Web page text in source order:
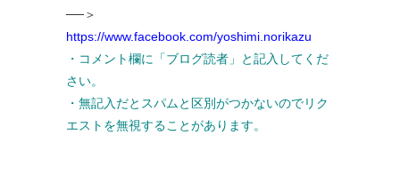
──＞
https://www.facebook.com/yoshimi.norikazu
・コメント欄に「ブログ読者」と記入してくだ
さい。
・無記入だとスパムと区別がつかないのでリク
エストを無視することがあります。